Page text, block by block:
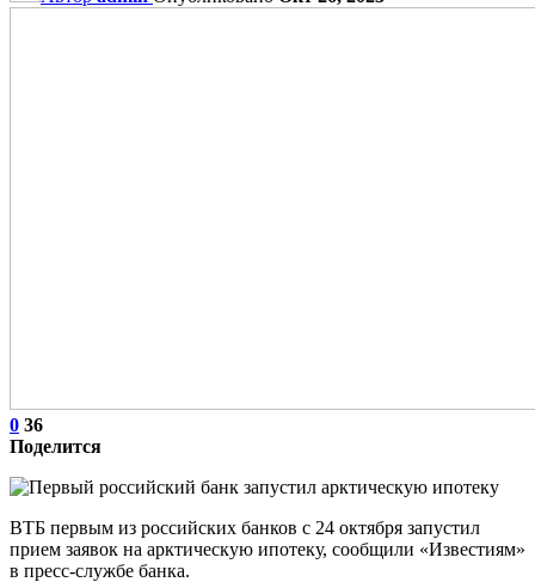
0 36
Поделится
ВТБ первым из российских банков с 24 октября запустил
прием заявок на арктическую ипотеку, сообщили «Известиям»
в пресс-службе банка.